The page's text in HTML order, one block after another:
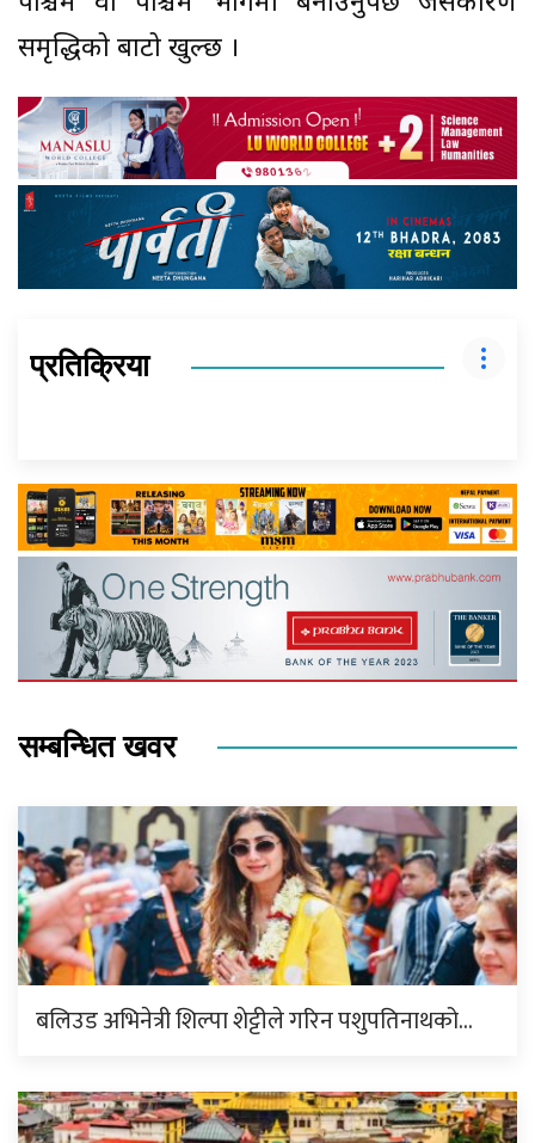
समृद्धिको बाटो खुल्छ ।
प्रतिक्रिया
सम्बन्धित खवर
बलिउड अभिनेत्री शिल्पा शेट्टीले गरिन पशुपतिनाथको…